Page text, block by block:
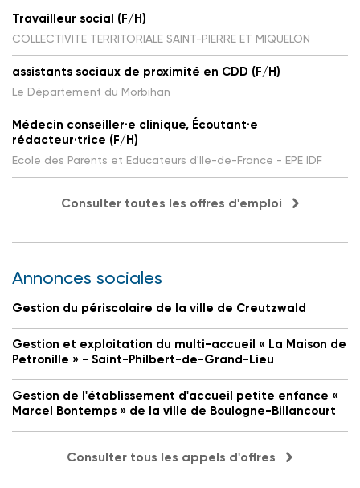
Travailleur social (F/H)
COLLECTIVITE TERRITORIALE SAINT-PIERRE ET MIQUELON
assistants sociaux de proximité en CDD (F/H)
Le Département du Morbihan
Médecin conseiller·e clinique, Écoutant·e
rédacteur·trice (F/H)
Ecole des Parents et Educateurs d'Ile-de-France - EPE IDF
Consulter toutes les offres d'emploi
Annonces sociales
Gestion du périscolaire de la ville de Creutzwald
Gestion et exploitation du multi-accueil « La Maison de
Petronille » - Saint-Philbert-de-Grand-Lieu
Gestion de l'établissement d'accueil petite enfance «
Marcel Bontemps » de la ville de Boulogne-Billancourt
Consulter tous les appels d'offres